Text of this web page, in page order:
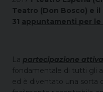
Teatro (Don Bosco) e il
31 appuntamenti per
La partecipazione
fondamentale di tutti gli
ed è diventato una sorta